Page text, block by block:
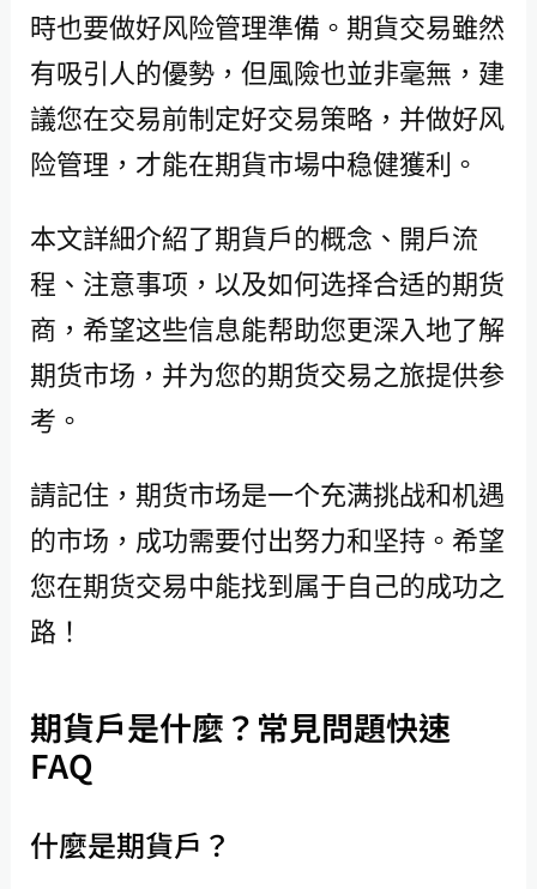
時也要做好风险管理準備。期貨交易雖然
有吸引人的優勢，但風險也並非毫無，建
議您在交易前制定好交易策略，并做好风
险管理，才能在期貨市場中稳健獲利。
本文詳細介紹了期貨戶的概念、開戶流
程、注意事项，以及如何选择合适的期货
商，希望这些信息能帮助您更深入地了解
期货市场，并为您的期货交易之旅提供参
考。
請記住，期货市场是一个充满挑战和机遇
的市场，成功需要付出努力和坚持。希望
您在期货交易中能找到属于自己的成功之
路！
期貨戶是什麼？常見問題快速
FAQ
什麼是期貨戶？